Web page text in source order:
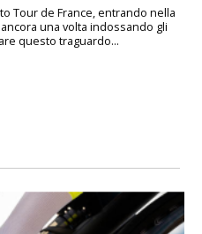
Tour de France, entrando nella
una volta indossando gli
questo traguardo...